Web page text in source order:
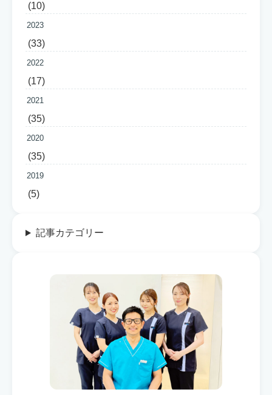
(10)
2023
(33)
2022
(17)
2021
(35)
2020
(35)
2019
(5)
記事カテゴリー